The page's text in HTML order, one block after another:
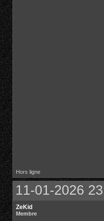
Hors ligne
11-01-2026
ZeKid
Membre